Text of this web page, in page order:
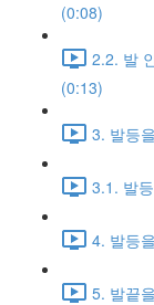
(0:08)
2.2. 발
(0:13)
3. 발등
3.1. 발
4. 발등
5. 발끝